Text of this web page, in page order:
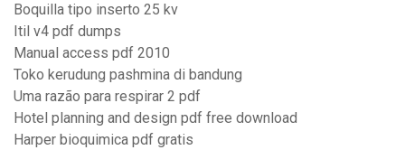
Boquilla tipo inserto 25 kv
Itil v4 pdf dumps
Manual access pdf 2010
Toko kerudung pashmina di bandung
Uma razão para respirar 2 pdf
Hotel planning and design pdf free download
Harper bioquimica pdf gratis